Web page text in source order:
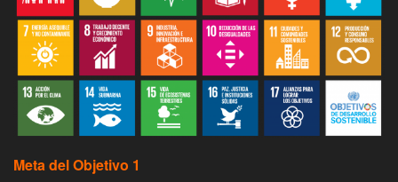
Meta del Objetivo 1